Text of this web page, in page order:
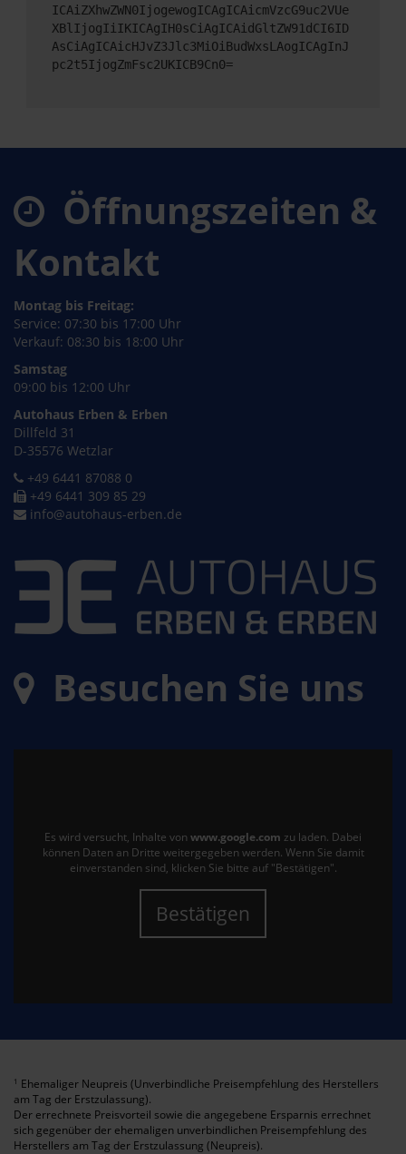
ICAiZXhwZWN0IjogewogICAgICAicmVzcG9uc2VUe
XBlIjogIiIKICAgIH0sCiAgICAidGltZW91dCI6ID
AsCiAgICAicHJvZ3Jlc3MiOiBudWxsLAogICAgInJ
pc2t5IjogZmFsc2UKICB9Cn0=
Öffnungszeiten &
Kontakt
Montag bis Freitag:
Service: 07:30 bis 17:00 Uhr
Verkauf: 08:30 bis 18:00 Uhr
Samstag
09:00 bis 12:00 Uhr
Autohaus Erben & Erben
Dillfeld 31
D-35576 Wetzlar
+49 6441 87088 0
+49 6441 309 85 29
info@autohaus-erben.de
Besuchen Sie uns
Es wird versucht, Inhalte von www.google.com zu laden. Dabei
können Daten an Dritte weitergegeben werden. Wenn Sie damit
einverstanden sind, klicken Sie bitte auf "Bestätigen".
Bestätigen
1 Ehemaliger Neupreis (Unverbindliche Preisempfehlung des Herstellers
am Tag der Erstzulassung).
Der errechnete Preisvorteil sowie die angegebene Ersparnis errechnet
sich gegenüber der ehemaligen unverbindlichen Preisempfehlung des
Herstellers am Tag der Erstzulassung (Neupreis).